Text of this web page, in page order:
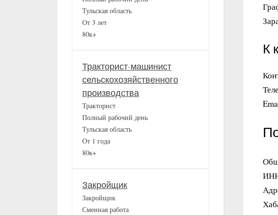
К
Тульская область
От 3 лет
80к+
Тракторист-машинист
сельскохозяйственного
производства
Тракторист
Полный рабочий день
Тульская область
От 1 года
80к+
Закройщик
Закройщик
Сменная работа